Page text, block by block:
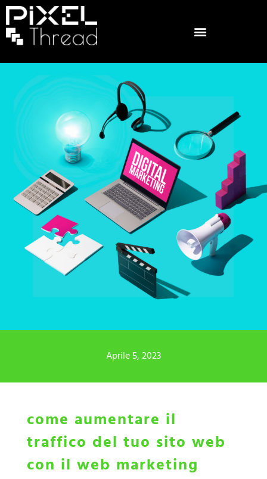
Aprile 5, 2023
come aumentare il
traffico del tuo sito web
con il web marketing